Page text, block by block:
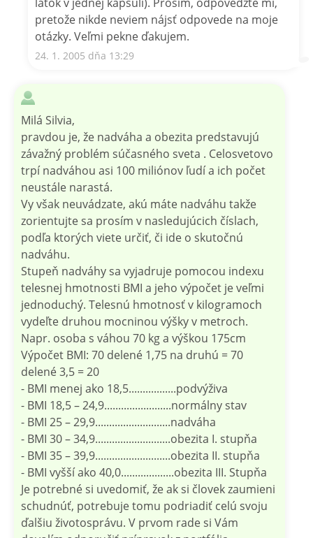
pretože nikde neviem nájsť odpovede na moje
otázky. Veľmi pekne ďakujem.
24. 1. 2005 dňa 13:29
Milá Silvia,
pravdou je, že nadváha a obezita predstavujú
závažný problém súčasného sveta . Celosvetovo
trpí nadváhou asi 100 miliónov ľudí a ich počet
neustále narastá.
Vy však neuvádzate, akú máte nadváhu takže
zorientujte sa prosím v nasledujúcich číslach,
podľa ktorých viete určiť, či ide o skutočnú
nadváhu.
Stupeň nadváhy sa vyjadruje pomocou indexu
telesnej hmotnosti BMI a jeho výpočet je veľmi
jednoduchý. Telesnú hmotnosť v kilogramoch
vydeľte druhou mocninou výšky v metroch.
Napr. osoba s váhou 70 kg a výškou 175cm
Výpočet BMI: 70 delené 1,75 na druhú = 70
delené 3,5 = 20
- BMI menej ako 18,5.................podvýživa
- BMI 18,5 – 24,9........................normálny stav
- BMI 25 – 29,9...........................nadváha
- BMI 30 – 34,9...........................obezita I. stupňa
- BMI 35 – 39,9...........................obezita II. stupňa
- BMI vyšší ako 40,0...................obezita III. Stupňa
Je potrebné si uvedomiť, že ak si človek zaumieni
schudnúť, potrebuje tomu podriadiť celú svoju
ďalšiu životosprávu. V prvom rade si Vám